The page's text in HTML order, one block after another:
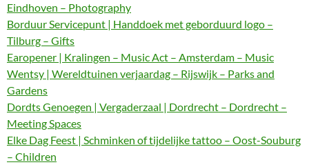
Eindhoven – Photography
Borduur Servicepunt | Handdoek met geborduurd logo –
Tilburg – Gifts
Earopener | Kralingen – Music Act – Amsterdam – Music
Wentsy | Wereldtuinen verjaardag – Rijswijk – Parks and
Gardens
Dordts Genoegen | Vergaderzaal | Dordrecht – Dordrecht –
Meeting Spaces
Elke Dag Feest | Schminken of tijdelijke tattoo – Oost-Souburg
– Children